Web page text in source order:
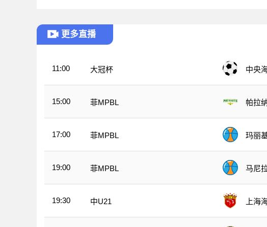
更多直播
11:00 大冠杯 中央
15:00 菲MPBL
帕拉
17:00 菲MPBL 玛丽
19:00 菲MPBL 马尼
19:30 中U21 上海